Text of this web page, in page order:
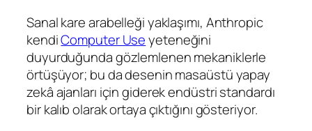
Sanal kare arabelleği yaklaşımı, Anthropic
kendiComputer Useyeteneğini
duyurduğunda gözlemlenen mekaniklerle
örtüşüyor; bu da desenin masaüstü yapay
zekâ ajanları için giderek endüstri standardı
bir kalıb olarak ortaya çıktığını gösteriyor.